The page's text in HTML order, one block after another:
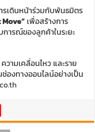
เดินหน้าร่วมกับพันธมิตร
เพื่อสร้างการ
ารณ์ของลูกค้าในระยะ
ามเคลื่อนไหว และราย
องทางออนไลน์อย่างเป็น